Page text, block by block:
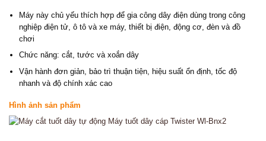
Máy này chủ yếu thích hợp để gia công dây điện dùng trong công
nghiệp điện tử, ô tô và xe máy, thiết bị điện, động cơ, đèn và đồ
chơi
Chức năng: cắt, tước và xoắn dây
Vận hành đơn giản, bảo trì thuận tiện, hiệu suất ổn định, tốc độ
nhanh và độ chính xác cao
Hình ảnh sản phẩm